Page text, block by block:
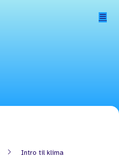
Intro til klima